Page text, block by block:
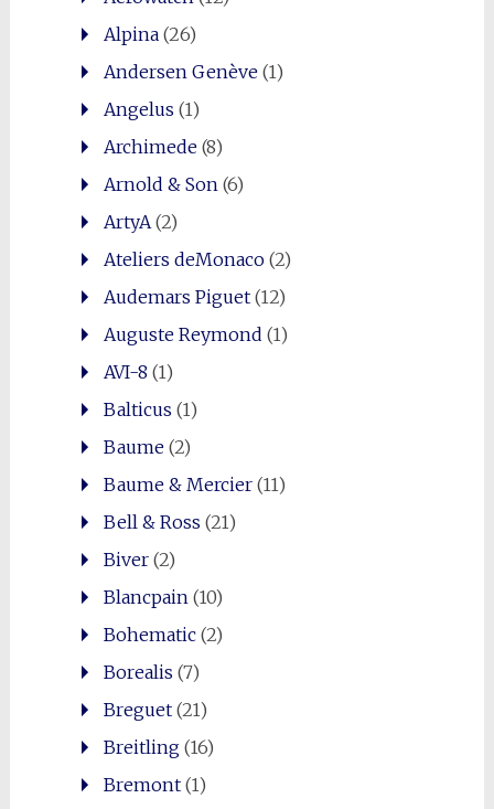
Alpina(26)
Andersen Genève(1)
Angelus (1)
Archimede(8)
Arnold & Son (6)
ArtyA (2)
Ateliers deMonaco(2)
Audemars Piguet(12)
Auguste Reymond (1)
AVI-8 (1)
Balticus (1)
Baume(2)
Baume & Mercier(11)
Bell & Ross (21)
Biver(2)
Blancpain (10)
Bohematic(2)
Borealis (7)
Breguet(21)
Breitling(16)
Bremont(1)